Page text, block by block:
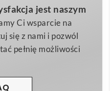
gwarantują
znosi wielokrotne
kolor. Usuwalna metka
ją perfekcyjnym
z
jest naszym
Ci wsparcie na
się z nami i pozwól
pełnię możliwości